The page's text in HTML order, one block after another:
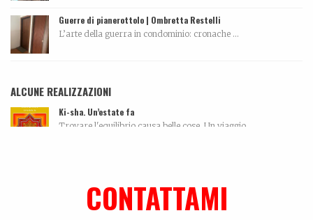
Guerre di pianerottolo | Ombretta Restelli
L’arte della guerra in condominio: cronache ...
ALCUNE REALIZZAZIONI
Ki-sha. Un’estate fa
Trovare l'equilibrio causa belle cose. Un viaggio...
CONTATTAMI